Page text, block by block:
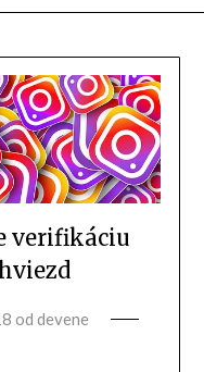
verifikáciu
od devene